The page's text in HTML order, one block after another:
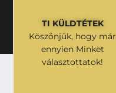
TI KÜLDTÉTEK
Köszönjük, hogy már
ennyien Minket
választottatok!